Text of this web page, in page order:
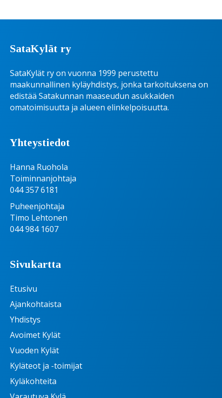
SataKylät ry
SataKylät ry on vuonna 1999 perustettu
maakunnallinen kyläyhdistys, jonka tarkoituksena on
edistää Satakunnan maaseudun asukkaiden
omatoimisuutta ja alueen elinkelpoisuutta.
Yhteystiedot
Hanna Ruohola
Toiminnanjohtaja
044 357 6181
Puheenjohtaja
Timo Lehtonen
044 984 1607
Sivukartta
Etusivu
Ajankohtaista
Yhdistys
Avoimet Kylät
Vuoden Kylät
Kyläteot ja -toimijat
Kyläkohteita